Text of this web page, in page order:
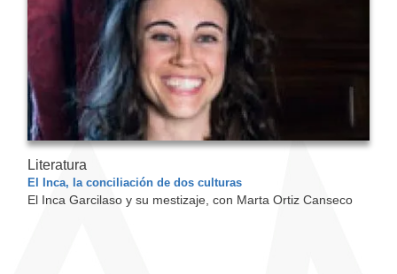
Literatura
El Inca, la conciliación de dos culturas
El Inca Garcilaso y su mestizaje, con Marta Ortiz Canseco